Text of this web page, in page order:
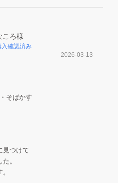
ころ様
入確認済み
2026-03-13
そばかす
見つけて
。